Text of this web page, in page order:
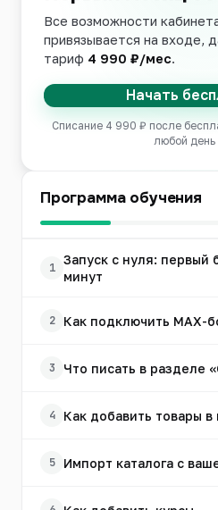
Все возможности
привязывается на входе,
тариф 4 990 ₽/мес.
Начать
Списание 4 990 ₽ после
любой
Программа обучения
1
Запуск с нуля: первый
минут
2 Как подключить MAX-
3 Что писать в разделе
4 Как добавить товары в
5 Импорт каталога с